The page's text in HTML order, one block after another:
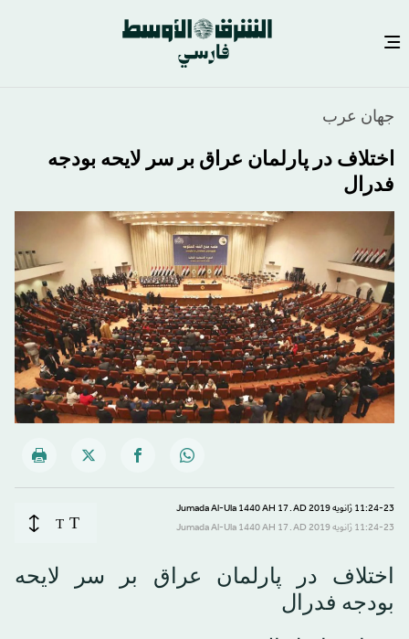
محتوای
اصلی
جهان عرب
اختلاف در پارلمان عراق بر سر لایحه بودجه
فدرال
11:24-23 ژانویه 2019 AD ـ 17 Jumada Al-Ula 1440 AH
11:24-23 ژانویه 2019 AD ـ 17 Jumada Al-Ula 1440 AH
T
T
اختلاف در پارلمان عراق بر سر لایحه
بودجه فدرال